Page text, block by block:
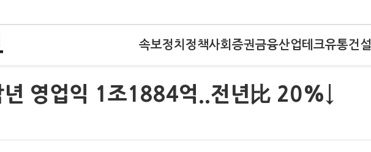
속보정치 정책사회 증권금융산업테크유통건설
년 영업익 1조1884억..전년比 20%↓